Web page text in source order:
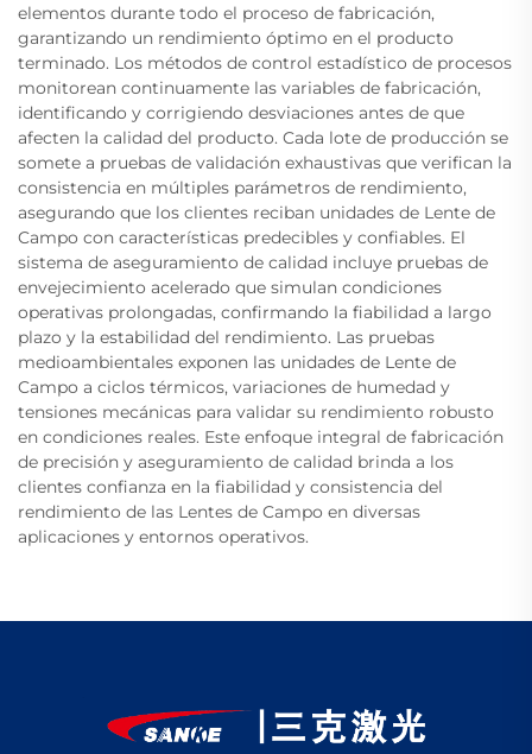
elementos durante todo el proceso de fabricación,
garantizando un rendimiento óptimo en el producto
terminado. Los métodos de control estadístico de procesos
monitorean continuamente las variables de fabricación,
identificando y corrigiendo desviaciones antes de que
afecten la calidad del producto. Cada lote de producción se
somete a pruebas de validación exhaustivas que verifican la
consistencia en múltiples parámetros de rendimiento,
asegurando que los clientes reciban unidades de Lente de
Campo con características predecibles y confiables. El
sistema de aseguramiento de calidad incluye pruebas de
envejecimiento acelerado que simulan condiciones
operativas prolongadas, confirmando la fiabilidad a largo
plazo y la estabilidad del rendimiento. Las pruebas
medioambientales exponen las unidades de Lente de
Campo a ciclos térmicos, variaciones de humedad y
tensiones mecánicas para validar su rendimiento robusto
en condiciones reales. Este enfoque integral de fabricación
de precisión y aseguramiento de calidad brinda a los
clientes confianza en la fiabilidad y consistencia del
rendimiento de las Lentes de Campo en diversas
aplicaciones y entornos operativos.